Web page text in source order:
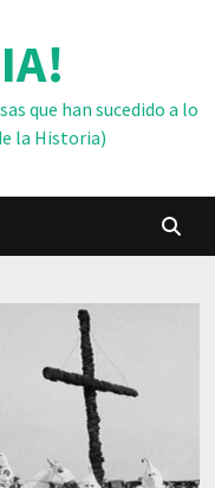
que han sucedido a lo
la Historia)